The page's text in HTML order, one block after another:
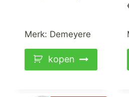
€750,00.€549,00.
Merk: Demeyere
kopen